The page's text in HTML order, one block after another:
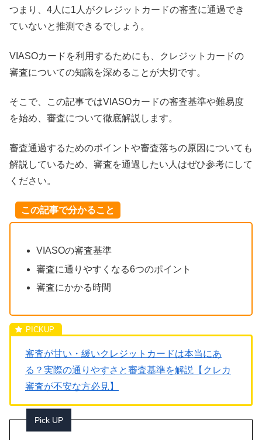
つまり、4人に1人がクレジットカードの審査に通過でき
ていないと推測できるでしょう。
VIASOカードを利用するためにも、クレジットカードの
審査についての知識を深めることが大切です。
そこで、この記事ではVIASOカードの審査基準や難易度
を始め、審査について徹底解説します。
審査通過するためのポイントや審査落ちの原因についても
解説しているため、審査を通過したい人はぜひ参考にして
ください。
この記事で分かること
VIASOの審査基準
審査に通りやすくなる6つのポイント
審査にかかる時間
審査が甘い・緩いクレジットカードは本当にあ
る？実際の通りやすさと審査基準を解説【クレカ
審査が不安な方必見】
Pick UP